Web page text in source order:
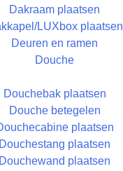
Dakraam plaatsen
LUXbox plaatsen
Deuren en ramen
Douche
Douchebak plaatsen
Douche betegelen
plaatsen
Douchestang plaatsen
Douchewand plaatsen